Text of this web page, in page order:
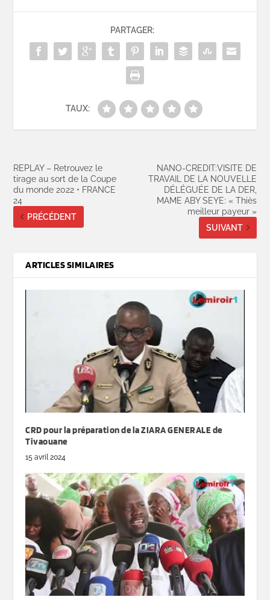
PARTAGER:
TAUX:
REPLAY – Retrouvez le
tirage au sort de la Coupe
du monde 2022 • FRANCE
24
PRÉCÉDENT
NANO-CREDIT:VISITE DE
TRAVAIL DE LA NOUVELLE
DÉLÉGUÉE DE LA DER,
MAME ABY SEYE: « Thiès
meilleur payeur »
SUIVANT
ARTICLES SIMILAIRES
CRD pour la préparation de la ZIARA GENERALE de
Tivaouane
15 avril 2024